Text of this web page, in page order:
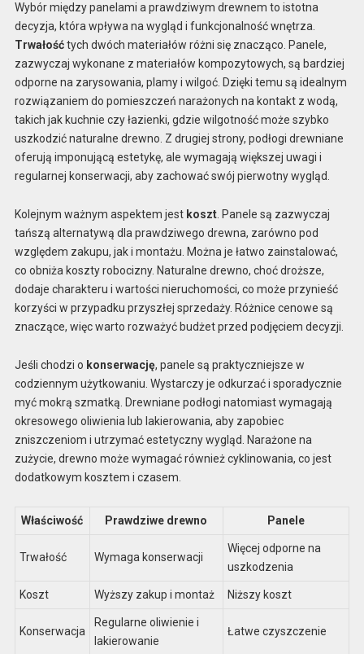
Wybór między panelami a prawdziwym drewnem to istotna
decyzja, która wpływa na wygląd i funkcjonalność wnętrza.
Trwałośćtych dwóch materiałów różni się znacząco. Panele,
zazwyczaj wykonane z materiałów kompozytowych, są bardziej
odporne na zarysowania, plamy i wilgoć. Dzięki temu są idealnym
rozwiązaniem do pomieszczeń narażonych na kontakt z wodą,
takich jak kuchnie czy łazienki, gdzie wilgotność może szybko
uszkodzić naturalne drewno. Z drugiej strony, podłogi drewniane
oferują imponującą estetykę, ale wymagają większej uwagi i
regularnej konserwacji, aby zachować swój pierwotny wygląd.
Kolejnym ważnym aspektem jest koszt. Panele są zazwyczaj
tańszą alternatywą dla prawdziwego drewna, zarówno pod
względem zakupu, jak i montażu. Można je łatwo zainstalować,
co obniża koszty robocizny. Naturalne drewno, choć droższe,
dodaje charakteru i wartości nieruchomości, co może przynieść
korzyści w przypadku przyszłej sprzedaży. Różnice cenowe są
znaczące, więc warto rozważyć budżet przed podjęciem decyzji.
Jeśli chodzi o konserwację, panele są praktyczniejsze w
codziennym użytkowaniu. Wystarczy je odkurzać i sporadycznie
myć mokrą szmatką. Drewniane podłogi natomiast wymagają
okresowego oliwienia lub lakierowania, aby zapobiec
zniszczeniom i utrzymać estetyczny wygląd. Narażone na
zużycie, drewno może wymagać również cyklinowania, co jest
dodatkowym kosztem i czasem.
Właściwość Prawdziwe drewno Panele
Trwałość Wymaga konserwacji
Więcej odporne na
uszkodzenia
Koszt Wyższy zakup i montaż Niższy koszt
Konserwacja
Regularne oliwienie i
lakierowanie
Łatwe czyszczenie